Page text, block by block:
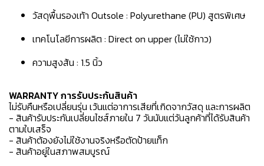
วัสดุพื้นรองเท้า Outsole : Polyurethane (PU) สูตรพิเศษ
เทคโนโลยีการผลิต : Direct on upper (ไม่ใช้กาว)
ความสูงส้น : 1.5 นิ้ว
WARRANTY การรับประกันสินค้า
ไม่รับคืนหรือเปลี่ยนรุ่น เว้นแต่อาการเสียที่เกิดจากวัสดุ และการผลิต
- สินค้ารับประกันเปลี่ยนไซส์ภายใน 7 วันนับแต่วันลูกค้าที่ได้รับสินค้า
ตามใบเสร็จ
- สินค้าต้องยังไม่ใช้งานจริงหรือตัดป้ายแท็ก
- สินค้าอยู่ในสภาพสมบูรณ์